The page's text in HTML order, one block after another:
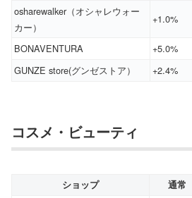
osharewalker（オシャレウォー
カー）
+1.0%
BONAVENTURA +5.0%
GUNZE store(グンゼストア）
+2.4%
コスメ・ビューティ
ショップ 通常